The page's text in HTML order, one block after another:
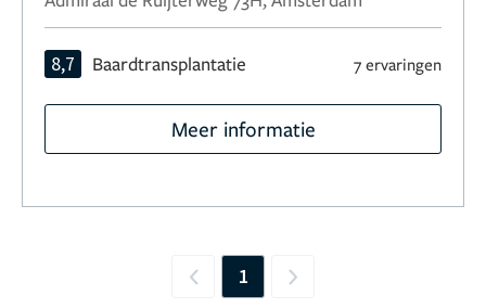
8,7 Baardtransplantatie 7 ervaringen
Meer informatie
Previous
1 Next